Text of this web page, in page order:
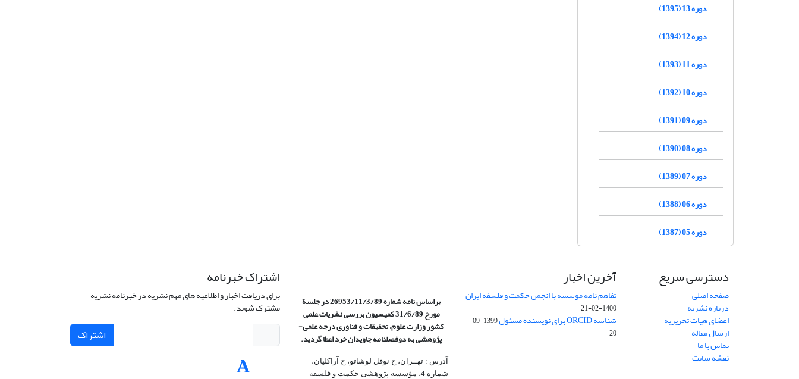
دوره 13 (1395)
دوره 12 (1394)
دوره 11 (1393)
دوره 10 (1392)
دوره 09 (1391)
دوره 08 (1390)
دوره 07 (1389)
دوره 06 (1388)
دوره 05 (1387)
دسترسی سریع
صفحه اصلی
درباره نشریه
اعضای هیات تحریریه
ارسال مقاله
تماس با ما
نقشه سایت
آخرین اخبار
تفاهم نامه موسسه با انجمن حکمت و فلسفه ایران
1400-02-21
شناسه ORCID برای نویسنده مسئول
1399-09-
20
براساس نامه شماره 26953/11/3/89 در جلسة
مورخ 31/6/89 کمیسیون
بررسی نشریات علمی
کشور وزارت علوم، تحقیقات و فناوری درجه علمی‌-
پژوهشیبه دوفصلنامه جاویدان خرد اعطا گردید.
آدرس : تهــران، خ نوفل لوشاتو، خ آراکلیان،
شماره 4،‌ مؤسسه پژوهشی حکمت و فلسفه
اشتراک خبرنامه
برای دریافت اخبار و اطلاعیه های مهم نشریه در خبرنامه نشریه
مشترک شوید.
اشتراک